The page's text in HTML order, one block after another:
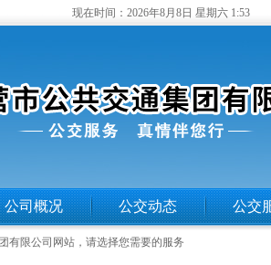
现在时间： 2026年8月8日 星期六 1:53
公司概况 公交动态 公交
有限公司网站，请选择您需要的服务